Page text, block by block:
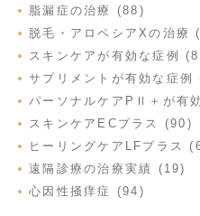
脂漏症の治療 (88)
脱毛・アロペシアXの治療
スキンケアが有効な症例
サプリメントが有効な症例
パーソナルケアPⅡ＋が有
スキンケアECプラス (90)
ヒーリングケアLFプラス
遠隔診療の治療実績 (19)
心因性掻痒症 (94)